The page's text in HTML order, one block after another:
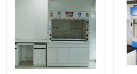
A propos de nous
Visite d'usine